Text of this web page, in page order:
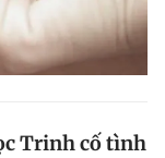
Trinh cố tình